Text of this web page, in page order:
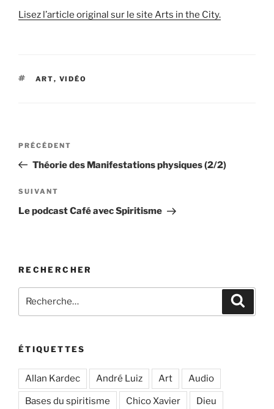
Lisez l’article original sur le site Arts in the City.
ÉTIQUETTES
ART, VIDÉO
Navigation
l’article
Article
précédent
PRÉCÉDENT
Théorie des Manifestations physiques (2/2)
Article
suivant
SUIVANT
Le podcast Café avec Spiritisme
RECHERCHER
pour
ÉTIQUETTES
Allan Kardec André Luiz Art Audio
Bases du spiritisme Chico Xavier Dieu